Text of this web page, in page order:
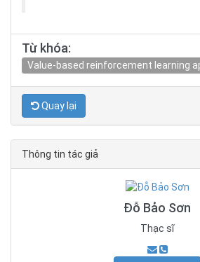
Từ khóa:
Value-based reinforcement learning
Quay lại
Thông tin tác giả
Đỗ Bảo Sơn
Thạc sĩ